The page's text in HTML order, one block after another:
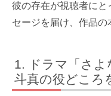
彼の存在が視聴者にと
セージを届け、作品の
ドラマ「さ
斗真の役どころ